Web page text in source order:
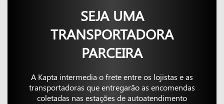
SEJA UMA
TRANSPORTADORA
PARCEIRA
A Kapta intermedia o frete entre os lojistas e as
transportadoras que entregarão as encomendas
coletadas nas estações de autoatendimento